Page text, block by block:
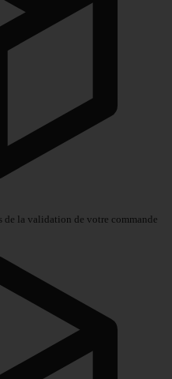
de la validation de votre commande